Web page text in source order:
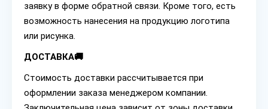
заявку в форме обратной связи. Кроме того, есть
возможность нанесения на продукцию логотипа
или рисунка.
ДОСТАВКА🚚
Стоимость доставки рассчитывается при
оформлении заказа менеджером компании.